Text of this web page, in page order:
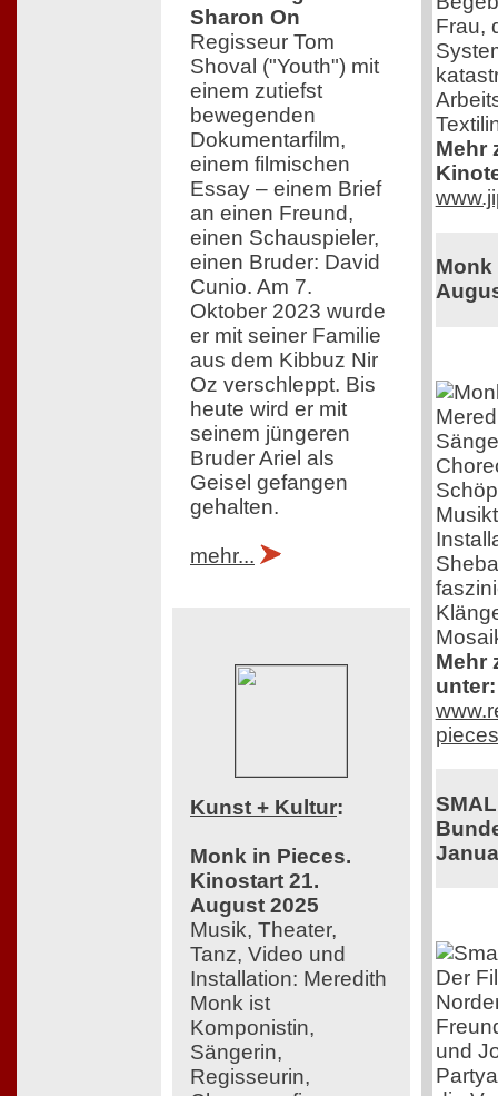
Sharon On
Regisseur Tom
Shoval ("Youth") mit
einem zutiefst
bewegenden
Dokumentarfilm,
einem filmischen
Essay – einem Brief
an einen Freund,
einen Schauspieler,
einen Bruder: David
Cunio. Am 7.
Oktober 2023 wurde
er mit seiner Familie
aus dem Kibbuz Nir
Oz verschleppt. Bis
heute wird er mit
seinem jüngeren
Bruder Ariel als
Geisel gefangen
gehalten.
mehr...
Kunst + Kultur:
Monk in Pieces.
Kinostart 21.
August 2025
Musik, Theater,
Tanz, Video und
Installation: Meredith
Monk ist
Komponistin,
Sängerin,
Regisseurin,
Frau,
Mehr
Monk
Mehr
unter:
Der
und